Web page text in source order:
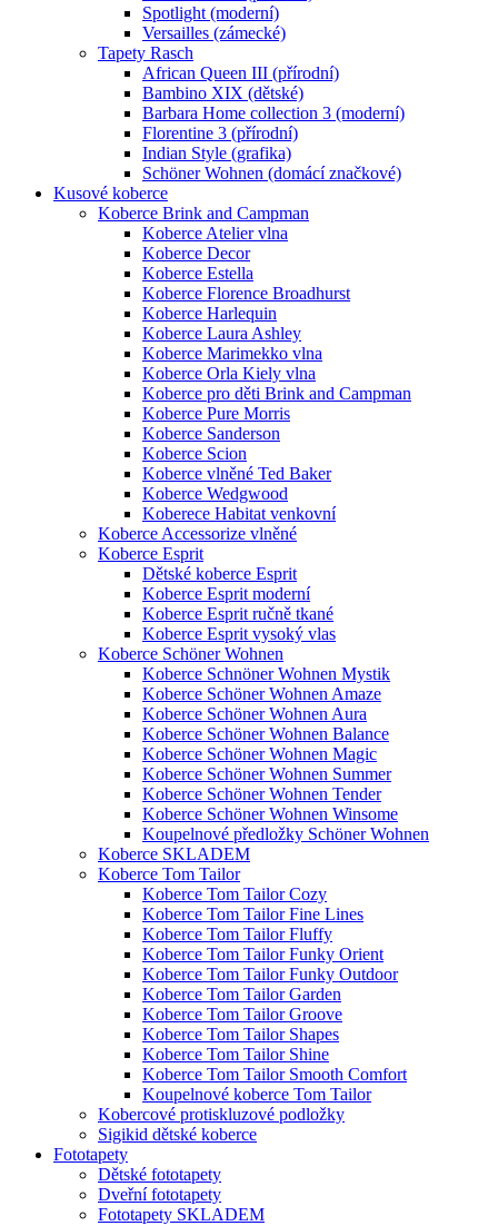
Spotlight (moderní)
Versailles (zámecké)
Tapety Rasch
African Queen III (přírodní)
Bambino XIX (dětské)
Barbara Home collection 3 (moderní)
Florentine 3 (přírodní)
Indian Style (grafika)
Schöner Wohnen (domácí značkové)
Kusové koberce
Koberce Brink and Campman
Koberce Atelier vlna
Koberce Decor
Koberce Estella
Koberce Florence Broadhurst
Koberce Harlequin
Koberce Laura Ashley
Koberce Marimekko vlna
Koberce Orla Kiely vlna
Koberce pro děti Brink and Campman
Koberce Pure Morris
Koberce Sanderson
Koberce Scion
Koberce vlněné Ted Baker
Koberce Wedgwood
Koberece Habitat venkovní
Koberce Accessorize vlněné
Koberce Esprit
Dětské koberce Esprit
Koberce Esprit moderní
Koberce Esprit ručně tkané
Koberce Esprit vysoký vlas
Koberce Schöner Wohnen
Koberce Schnöner Wohnen Mystik
Koberce Schöner Wohnen Amaze
Koberce Schöner Wohnen Aura
Koberce Schöner Wohnen Balance
Koberce Schöner Wohnen Magic
Koberce Schöner Wohnen Summer
Koberce Schöner Wohnen Tender
Koberce Schöner Wohnen Winsome
Koupelnové předložky Schöner Wohnen
Koberce SKLADEM
Koberce Tom Tailor
Koberce Tom Tailor Cozy
Koberce Tom Tailor Fine Lines
Koberce Tom Tailor Fluffy
Koberce Tom Tailor Funky Orient
Koberce Tom Tailor Funky Outdoor
Koberce Tom Tailor Garden
Koberce Tom Tailor Groove
Koberce Tom Tailor Shapes
Koberce Tom Tailor Shine
Koberce Tom Tailor Smooth Comfort
Koupelnové koberce Tom Tailor
Kobercové protiskluzové podložky
Sigikid dětské koberce
Fototapety
Dětské fototapety
Dveřní fototapety
Fototapety SKLADEM